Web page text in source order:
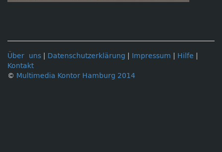
Über uns Datenschutzerklärung Impressum Hilfe
Kontakt
© Multimedia Kontor Hamburg 2014